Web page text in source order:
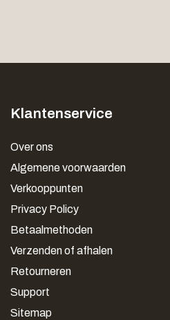
Klantenservice
Over ons
Algemene voorwaarden
Verkooppunten
Privacy Policy
Betaalmethoden
Verzenden of afhalen
Retourneren
Support
Sitemap